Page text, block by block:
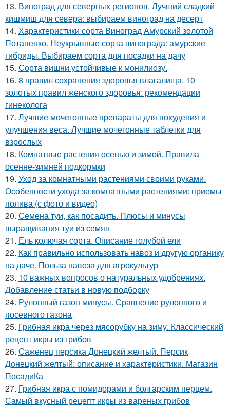
13. Виноград для северных регионов. Лучший сладкий
кишмиш для севера: выбираем виноград на десерт
14. Характеристики сорта Виноград Амурский золотой
Потапенко. Неукрывные сорта винограда: амурские
гибриды. Выбираем сорта для посадки на дачу
15. Сорта вишни устойчивые к монилиозу.
16. 8 правил сохранения здоровья влагалища. 10
золотых правил женского здоровья: рекомендации
гинеколога
17. Лучшие мочегонные препараты для похудения и
улучшения веса. Лучшие мочегонные таблетки для
взрослых
18. Комнатные растения осенью и зимой. Правила
осенне-зимней подкормки
19. Уход за комнатными растениями своими руками.
Особенности ухода за комнатными растениями: приемы
полива (с фото и видео)
20. Семена туи, как посадить. Плюсы и минусы
выращивания туи из семян
21. Ель колючая сорта. Описание голубой ели
22. Как правильно использовать навоз и другую органику
на даче. Польза навоза для агрокультур
23. 10 важных вопросов о натуральных удобрениях.
Добавление статьи в новую подборку
24. Рулонный газон минусы. Сравнение рулонного и
посевного газона
25. Грибная икра через мясорубку на зиму. Классический
рецепт икры из грибов
26. Саженец персика Донецкий желтый. Персик
Донецкий желтый: описание и характеристики. Магазин
ПосадиКа
27. Грибная икра с помидорами и болгарским перцем.
Самый вкусный рецепт икры из вареных грибов